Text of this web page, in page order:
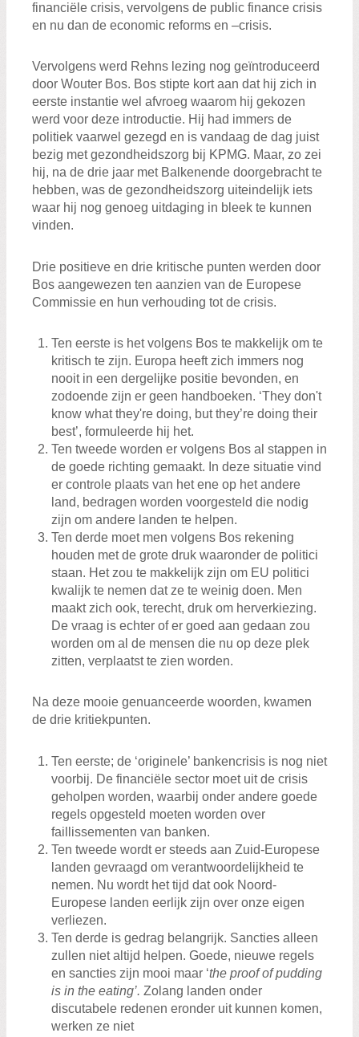
financiële crisis, vervolgens de public finance crisis
en nu dan de economic reforms en –crisis.
Vervolgens werd Rehns lezing nog geïntroduceerd
door Wouter Bos. Bos stipte kort aan dat hij zich in
eerste instantie wel afvroeg waarom hij gekozen
werd voor deze introductie. Hij had immers de
politiek vaarwel gezegd en is vandaag de dag juist
bezig met gezondheidszorg bij KPMG. Maar, zo zei
hij, na de drie jaar met Balkenende doorgebracht te
hebben, was de gezondheidszorg uiteindelijk iets
waar hij nog genoeg uitdaging in bleek te kunnen
vinden.
Drie positieve en drie kritische punten werden door
Bos aangewezen ten aanzien van de Europese
Commissie en hun verhouding tot de crisis.
Ten eerste is het volgens Bos te makkelijk om te
kritisch te zijn. Europa heeft zich immers nog
nooit in een dergelijke positie bevonden, en
zodoende zijn er geen handboeken. ‘They don't
know what they're doing, but they’re doing their
best’, formuleerde hij het.
Ten tweede worden er volgens Bos al stappen in
de goede richting gemaakt. In deze situatie vind
er controle plaats van het ene op het andere
land, bedragen worden voorgesteld die nodig
zijn om andere landen te helpen.
Ten derde moet men volgens Bos rekening
houden met de grote druk waaronder de politici
staan. Het zou te makkelijk zijn om EU politici
kwalijk te nemen dat ze te weinig doen. Men
maakt zich ook, terecht, druk om herverkiezing.
De vraag is echter of er goed aan gedaan zou
worden om al de mensen die nu op deze plek
zitten, verplaatst te zien worden.
Na deze mooie genuanceerde woorden, kwamen
de drie kritiekpunten.
Ten eerste; de ‘originele’ bankencrisis is nog niet
voorbij. De financiële sector moet uit de crisis
geholpen worden, waarbij onder andere goede
regels opgesteld moeten worden over
faillissementen van banken.
Ten tweede wordt er steeds aan Zuid-Europese
landen gevraagd om verantwoordelijkheid te
nemen. Nu wordt het tijd dat ook Noord-
Europese landen eerlijk zijn over onze eigen
verliezen.
Ten derde is gedrag belangrijk. Sancties alleen
zullen niet altijd helpen. Goede, nieuwe regels
en sancties zijn mooi maar ‘the proof of pudding
is in the eating’. Zolang landen onder
discutabele redenen eronder uit kunnen komen,
werken ze niet